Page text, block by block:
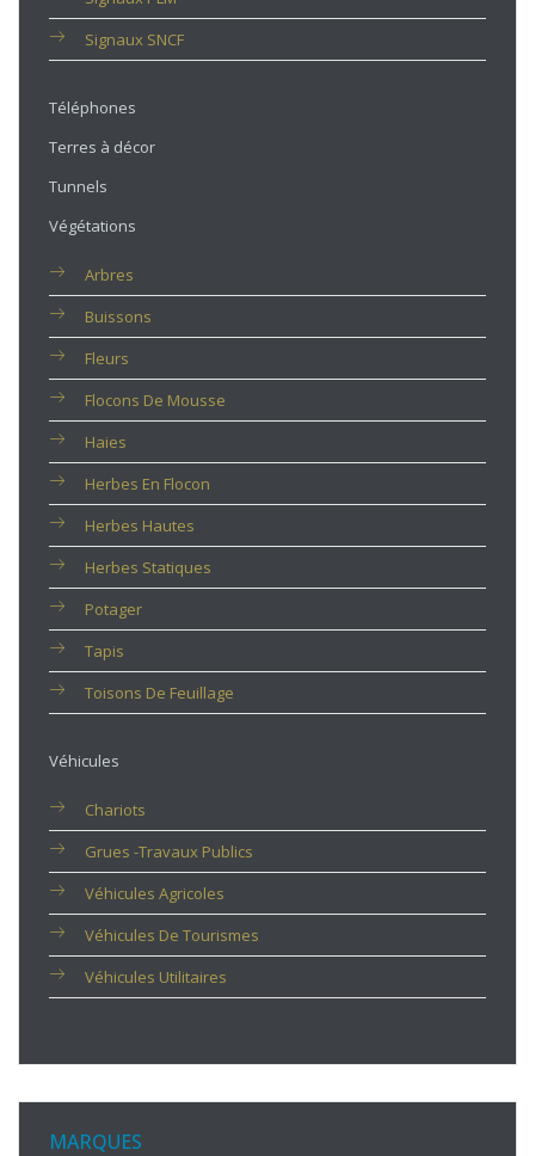
Signaux SNCF
Téléphones
Terres à décor
Tunnels
Végétations
Arbres
Buissons
Fleurs
Flocons De Mousse
Haies
Herbes En Flocon
Herbes Hautes
Herbes Statiques
Potager
Tapis
Toisons De Feuillage
Véhicules
Chariots
Grues -travaux Publics
Véhicules Agricoles
Véhicules De Tourismes
Véhicules Utilitaires
MARQUES